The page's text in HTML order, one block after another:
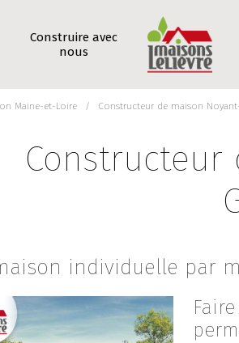
Construire avec
nous
Maine-et-Loire Constructeur de maison
individuelle par